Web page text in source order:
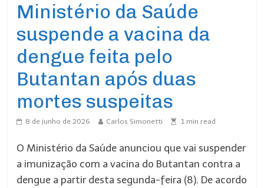
Ministério da Saúde
suspende a vacina da
dengue feita pelo
Butantan após duas
mortes suspeitas
8 de junho de 2026 Carlos Simonetti 1 min read
O Ministério da Saúde anunciou que vai suspender
a imunização com a vacina do Butantan contra a
dengue a partir desta segunda-feira (8). De acordo